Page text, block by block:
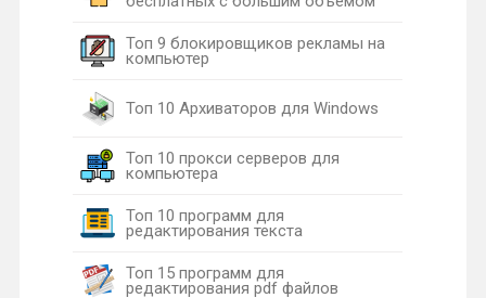
Топ 9 блокировщиков рекламы на
компьютер
Топ 10 Архиваторов для Windows
Топ 10 прокси серверов для
компьютера
Топ 10 программ для
редактирования текста
Топ 15 программ для
редактирования pdf файлов